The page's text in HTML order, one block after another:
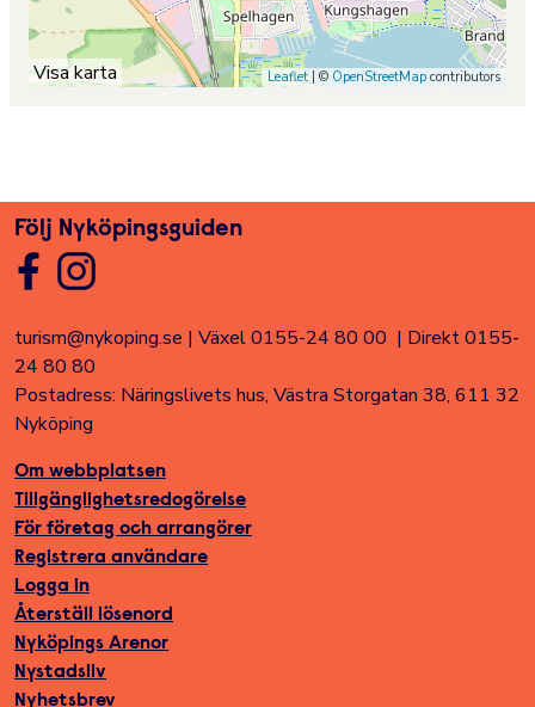
Leaflet | © OpenStreetMap contributors
Visa karta
Följ Nyköpingsguiden
turism@nykoping.se | Växel 0155-24 80 00 | Direkt 0155-
24 80 80
Postadress: Näringslivets hus, Västra Storgatan 38, 611 32
Nyköping
Om webbplatsen
Tillgänglighetsredogörelse
För företag och arrangörer
Registrera användare
Logga in
Återställ lösenord
Nyköpings Arenor
Nystadsliv
Nyhetsbrev